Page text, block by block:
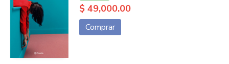
$ 49,000.00
Comprar